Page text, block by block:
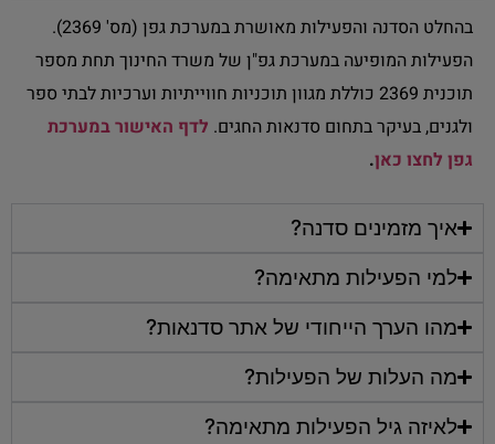
בהחלט הסדנה והפעילות מאושרת במערכת גפן (מס' 2369).
הפעילות המופיעה במערכת גפ"ן של משרד החינוך תחת מספר
תוכנית 2369 כוללת מגוון תוכניות חווייתיות וערכיות לבתי ספר
ולגנים, בעיקר בתחום סדנאות החגים. לדף האישור במערכת
גפן לחצו כאן.
איך מזמינים סדנה?
למי הפעילות מתאימה?
מהו הערך הייחודי של אתר סדנאות?
מה העלות של הפעילות?
לאיזה גיל הפעילות מתאימה?